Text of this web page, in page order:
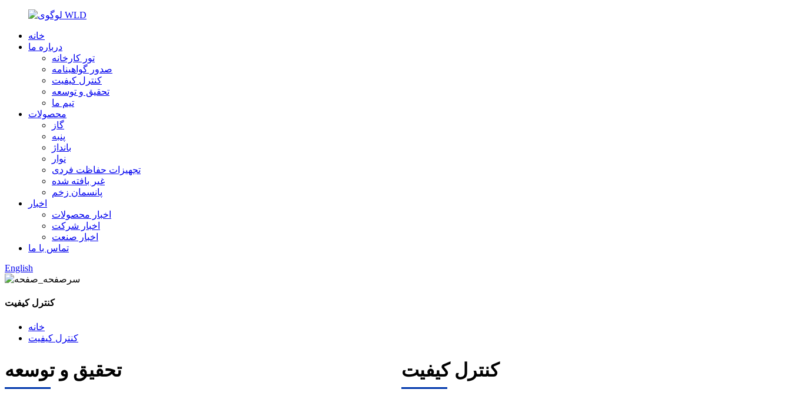
خانه
درباره ما
تور کارخانه
صدور گواهینامه
کنترل کیفیت
تحقیق و توسعه
تیم ما
محصولات
گاز
پنبه
بانداژ
نوار
تجهیزات حفاظت فردی
غیر بافته شده
پانسمان زخم
اخبار
اخبار محصولات
اخبار شرکت
اخبار صنعت
تماس با ما
English
کنترل کیفیت
خانه
کنترل کیفیت
تحقیق و توسعه کنترل کیفیت